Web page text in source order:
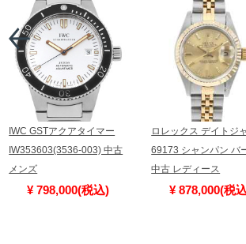
IWC GSTアクアタイマー
IW353603(3536-003) 中古
メンズ
¥ 798,000(税込)
ロレックス デイトジ
69173 シャンパン バ
中古 レディース
¥ 878,000(税